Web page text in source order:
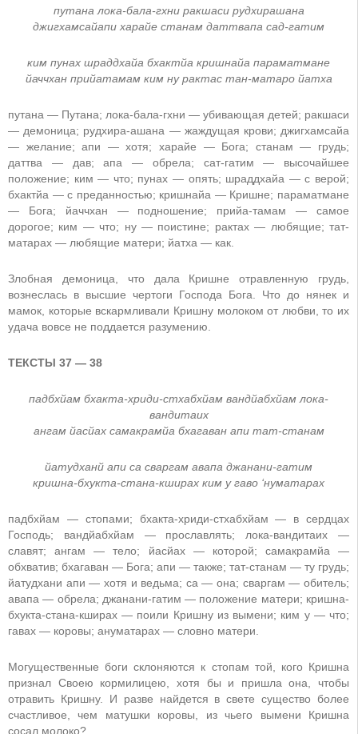
путана лока-бала-гхни ракшаси рудхирашана
джигхамсайапи харайе станам даттвапа сад-гатим
ким пунах шраддхайа бхактйа кришнайа параматмане
йаччхан прийатамам ким ну рактас тан-матаро йатха
путана — Путана; лока-бала-гхни — убивающая детей; ракшаси
— демоница; рудхира-ашана — жаждущая крови; джигхамсайа
— желание; апи — хотя; харайе — Бога; станам — грудь;
даттва — дав; апа — обрела; сат-гатим — высочайшее
положение; ким — что; пунах — опять; шраддхайа — с верой;
бхактйа — с преданностью; кришнайа — Кришне; параматмане
— Бога; йаччхан — подношение; прийа-тамам — самое
дорогое; ким — что; ну — поистине; рактах — любящие; тат-
матарах — любящие матери; йатха — как.
Злобная демоница, что дала Кришне отравленную грудь,
вознеслась в высшие чертоги Господа Бога. Что до нянек и
мамок, которые вскармливали Кришну молоком от любви, то их
удача вовсе не поддается разумению.
ТЕКСТЫ 37 — 38
падбхйам бхакта-хриди-стхабхйам вандйабхйам лока-
вандитаих
ангам йасйах самакрамйа бхагаван апи тат-станам
йатудханй апи са сваргам авапа джанани-гатим
кришна-бхукта-стана-кширах ким у гаво ‘нуматарах
падбхйам — стопами; бхакта-хриди-стхабхйам — в сердцах
Господь; вандйабхйам — прославлять; лока-вандитаих —
славят; ангам — тело; йасйах — которой; самакрамйа —
обхватив; бхагаван — Бога; апи — также; тат-станам — ту грудь;
йатудхани апи — хотя и ведьма; са — она; сваргам — обитель;
авапа — обрела; джанани-гатим — положение матери; кришна-
бхукта-стана-кширах — поили Кришну из вымени; ким у — что;
гавах — коровы; ануматарах — словно матери.
Могущественные боги склоняются к стопам той, кого Кришна
признал Своею кормилицею, хотя бы и пришла она, чтобы
отравить Кришну. И разве найдется в свете существо более
счастливое, чем матушки коровы, из чьего вымени Кришна
сосал молоко?